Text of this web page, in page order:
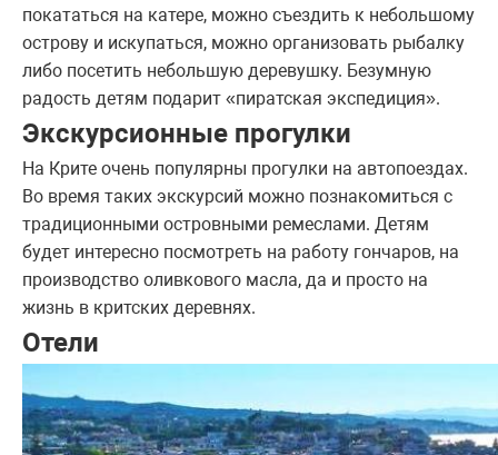
покататься на катере, можно съездить к небольшому
острову и искупаться, можно организовать рыбалку
либо посетить небольшую деревушку. Безумную
радость детям подарит «пиратская экспедиция».
Экскурсионные прогулки
На Крите очень популярны прогулки на автопоездах.
Во время таких экскурсий можно познакомиться с
традиционными островными ремеслами. Детям
будет интересно посмотреть на работу гончаров, на
производство оливкового масла, да и просто на
жизнь в критских деревнях.
Отели